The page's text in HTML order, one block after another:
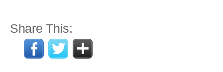
Share This: